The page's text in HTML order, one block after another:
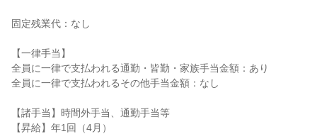
固定残業代：なし
【一律手当】
全員に一律で支払われる通勤・皆勤・家族手当金額：あり
全員に一律で支払われるその他手当金額：なし
【諸手当】時間外手当、通勤手当等
【昇給】年1回（4月）